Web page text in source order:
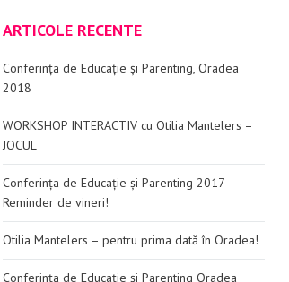
ARTICOLE RECENTE
Conferința de Educație și Parenting, Oradea
2018
WORKSHOP INTERACTIV cu Otilia Mantelers –
JOCUL
Conferința de Educație și Parenting 2017 –
Reminder de vineri!
Otilia Mantelers – pentru prima dată în Oradea!
Conferința de Educație și Parenting Oradea